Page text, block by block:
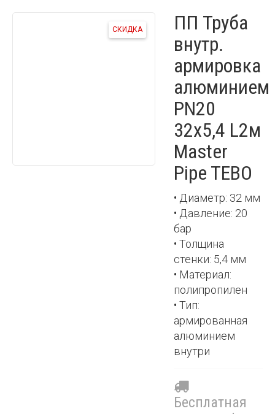
СКИДКА
ПП Труба
внутр.
армировка
алюминием
PN20
32х5,4 L2м
Master
Pipe TEBO
• Диаметр: 32 мм
• Давление: 20
бар
• Толщина
стенки: 5,4 мм
• Материал:
полипропилен
• Тип:
армированная
алюминием
внутри
Бесплатная